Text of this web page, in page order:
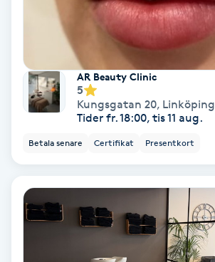
Spa manikyr & pedikyr
Spa-manikyr
Spa-pedikyr
Spraytan
AR Beauty Clinic
5
Kungsgatan 20, Linköping
Tider fr. 18:00, tis 11 aug.
Betala senare Certifikat Presentkort